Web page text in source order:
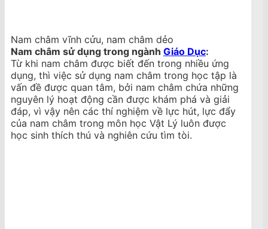
Nam châm vĩnh cửu, nam châm dẻo
Nam châm sử dụng trong ngành Giáo Dục:
Từ khi nam châm được biết đến trong nhiều ứng
dụng, thì việc sử dụng nam châm trong học tập là
vấn đề được quan tâm, bởi nam châm chứa những
nguyên lý hoạt động cần được khám phá và giải
đáp, vì vậy nên các thí nghiệm về lực hút, lực đẩy
của nam châm trong môn học Vật Lý luôn được
học sinh thích thú và nghiên cứu tìm tòi.